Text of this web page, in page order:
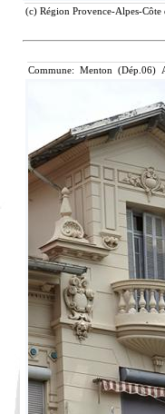
(c) Région Provence-Alpes-
Commune: Menton (Dép.06)